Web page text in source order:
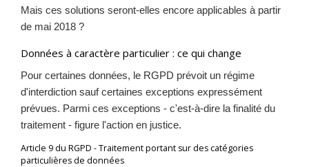
Mais ces solutions seront-elles encore applicables à partir
de mai 2018 ?
Données à caractère particulier : ce qui change
Pour certaines données, le RGPD prévoit un régime
d'interdiction sauf certaines exceptions expressément
prévues. Parmi ces exceptions - c'est-à-dire la finalité du
traitement - figure l'action en justice.
Article 9 du RGPD - Traitement portant sur des catégories
particulières de données